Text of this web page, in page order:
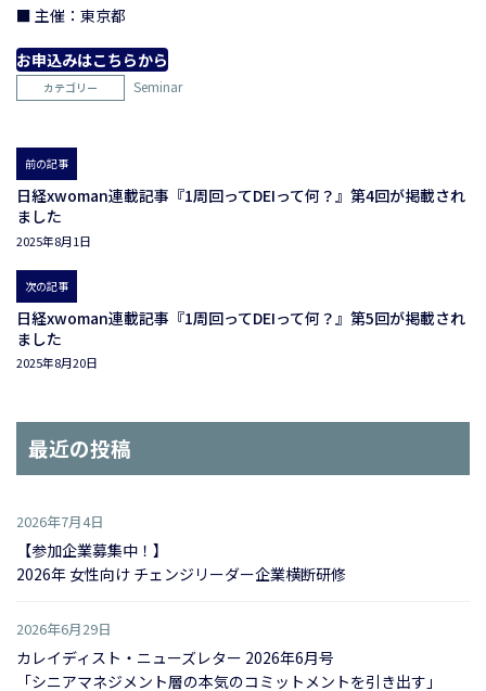
■ 主催：東京都
お申込みはこちらから
カテゴリー Seminar
前の記事
日経xwoman連載記事『1周回ってDEIって何？』第4回が掲載され
ました
2025年8月1日
次の記事
日経xwoman連載記事『1周回ってDEIって何？』第5回が掲載され
ました
2025年8月20日
最近の投稿
【参加企業募集中！】
2026年 女性向け チェンジリーダー企業横断研修
2026年7月4日
カレイディスト・ニューズレター 2026年6月号
「シニアマネジメント層の本気のコミットメントを引き出す」
2026年6月29日